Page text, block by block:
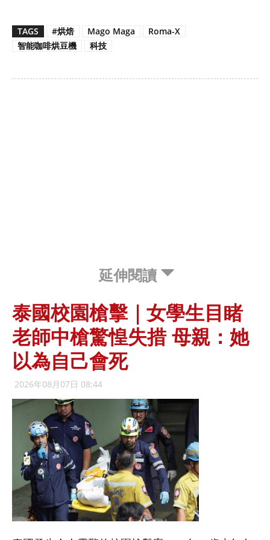
TAGS #烘焙 Mago Maga
Roma-X
智能咖啡烘豆機
科技
延伸閱讀
泰國校園槍擊｜女學生目睹
老師中槍驚惶失措 母親：她
以為自己會死
2026年08月07日 08:44